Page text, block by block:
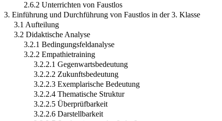
2.6.2 Unterrichten von Faustlos
3. Einführung und Durchführung von Faustlos in der 3. Klasse
3.1 Aufteilung
3.2 Didaktische Analyse
3.2.1 Bedingungsfeldanalyse
3.2.2 Empathietraining
3.2.2.1 Gegenwartsbedeutung
3.2.2.2 Zukunftsbedeutung
3.2.2.3 Exemplarische Bedeutung
3.2.2.4 Thematische Struktur
3.2.2.5 Überprüfbarkeit
3.2.2.6 Darstellbarkeit